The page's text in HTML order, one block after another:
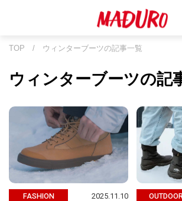
TOP / ウィンターブーツの記事一覧
ウィンターブーツの記
FASHION 2025.11.10